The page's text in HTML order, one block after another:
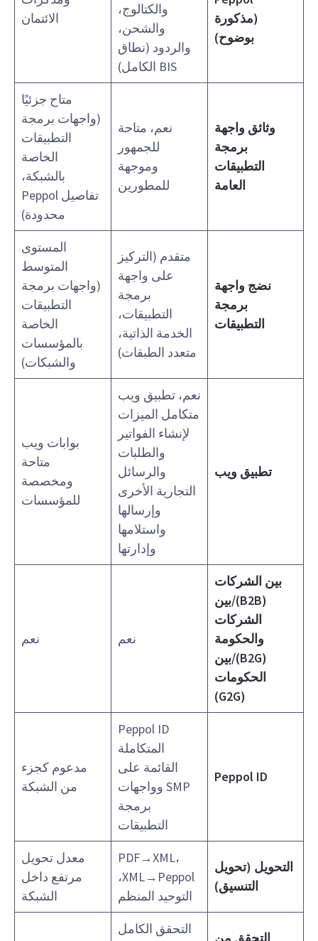
(مذكورة
بوضوح)
والكتالوج،
والشحن،
والردود (نطاق
BIS الكامل)
الائتمان
وثائق واجهة
برمجة
التطبيقات
العامة
نعم، متاحة
للجمهور
وموجهة
للمطورين
متاح جزئيًا
(واجهات برمجة
التطبيقات
الخاصة
بالشبكة،
تفاصيل Peppol
محدودة)
نضج واجهة
برمجة
التطبيقات
متقدم (التركيز
على واجهة
برمجة
التطبيقات،
الخدمة الذاتية،
متعدد الطبقات)
المستوى
المتوسط
(واجهات برمجة
التطبيقات
الخاصة
بالمؤسسات
والشبكات)
تطبيق ويب
نعم، تطبيق ويب
متكامل الميزات
لإنشاء الفواتير
والطلبات
والرسائل
التجارية الأخرى
وإرسالها
واستلامها
وإدارتها
بوابات ويب
متاحة
ومخصصة
للمؤسسات
بين الشركات
(B2B)/بين
الشركات
والحكومة
(B2G)/بين
الحكومات
نعم نعم
Peppol ID
Peppol ID
المتكاملة
القائمة على
SMP وواجهات
برمجة
التطبيقات
مدعوم كجزء
من الشبكة
التحويل (تحويل
التنسيق)
PDF→XML،
XML→Peppol،
التوحيد المنظم
معدل تحويل
مرتفع داخل
الشبكة
التحقق الكامل